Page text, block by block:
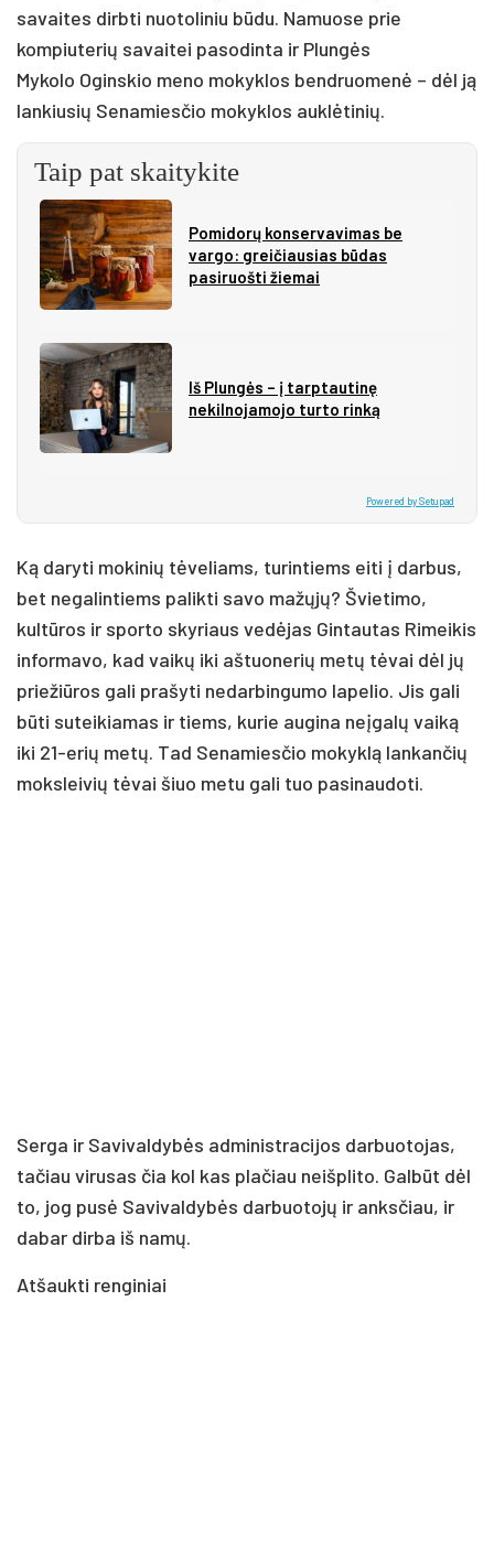
savaites dirbti nuotoliniu būdu. Namuose prie
kompiuterių savaitei pasodinta ir Plungės
Mykolo Oginskio meno mokyklos bendruomenė – dėl ją
lankiusių Senamiesčio mokyklos auklėtinių.
Taip pat skaitykite
Pomidorų konservavimas be
vargo: greičiausias būdas
pasiruošti žiemai
Iš Plungės – į tarptautinę
nekilnojamojo turto rinką
Powered by Setupad
Ką daryti mokinių tėveliams, turintiems eiti į darbus,
bet negalintiems palikti savo mažųjų? Švietimo,
kultūros ir sporto skyriaus vedėjas Gintautas Rimeikis
informavo, kad vaikų iki aštuonerių metų tėvai dėl jų
priežiūros gali prašyti nedarbingumo lapelio. Jis gali
būti suteikiamas ir tiems, kurie augina neįgalų vaiką
iki 21-erių metų. Tad Senamiesčio mokyklą lankančių
moksleivių tėvai šiuo metu gali tuo pasinaudoti.
Serga ir Savivaldybės administracijos darbuotojas,
tačiau virusas čia kol kas plačiau neišplito. Galbūt dėl
to, jog pusė Savivaldybės darbuotojų ir anksčiau, ir
dabar dirba iš namų.
Atšaukti renginiai